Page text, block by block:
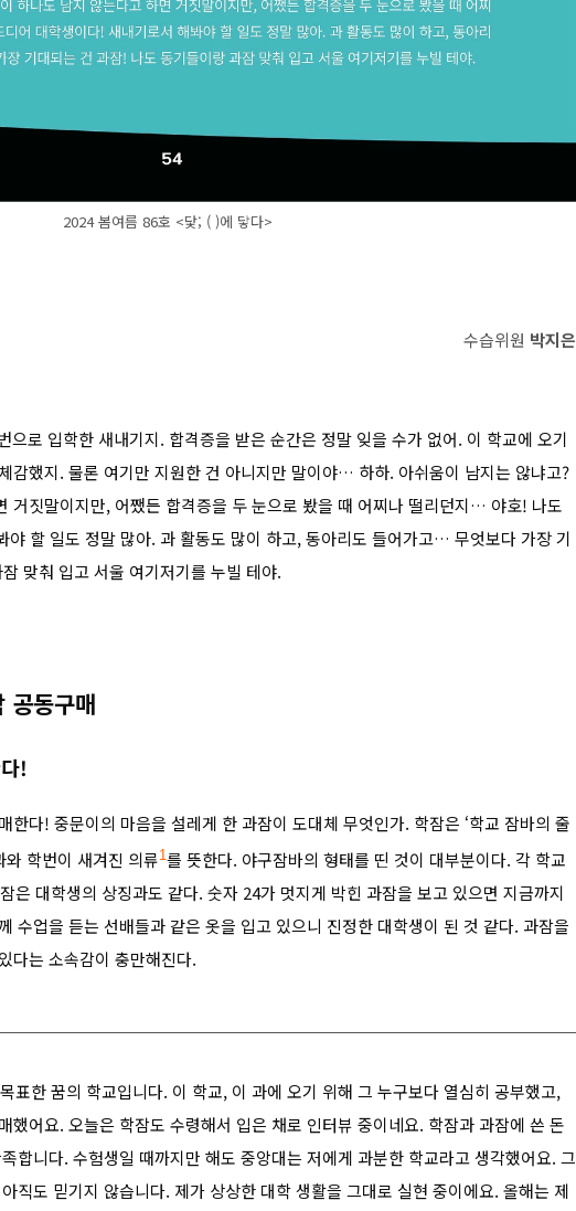
2024 봄여름 86호 <닻; ( )에 닿다>
수습위원 박지은
으로 입학한 새내기지. 합격증을 받은 순간은 정말 잊을 수가 없어. 이 학교에 오기
감했지. 물론 여기만 지원한 건 아니지만 말이야… 하하. 아쉬움이 남지는 않냐고?
거짓말이지만, 어쨌든 합격증을 두 눈으로 봤을 때 어찌나 떨리던지… 야호! 나도
야 할 일도 정말 많아. 과 활동도 많이 하고, 동아리도 들어가고… 무엇보다 가장 기
맞춰 입고 서울 여기저기를 누빌 테야.
공동구매
!
한다! 중문이의 마음을 설레게 한 과잠이 도대체 무엇인가. 학잠은 ‘학교 잠바의 줄
와 학번이 새겨진 의류1를 뜻한다. 야구잠바의 형태를 띤 것이 대부분이다. 각 학교
은 대학생의 상징과도 같다. 숫자 24가 멋지게 박힌 과잠을 보고 있으면 지금까지
수업을 듣는 선배들과 같은 옷을 입고 있으니 진정한 대학생이 된 것 같다. 과잠을
다는 소속감이 충만해진다.
표한 꿈의 학교입니다. 이 학교, 이 과에 오기 위해 그 누구보다 열심히 공부했고,
했어요. 오늘은 학잠도 수령해서 입은 채로 인터뷰 중이네요. 학잠과 과잠에 쓴 돈
합니다. 수험생일 때까지만 해도 중앙대는 저에게 과분한 학교라고 생각했어요. 그
직도 믿기지 않습니다. 제가 상상한 대학 생활을 그대로 실현 중이에요. 올해는 제